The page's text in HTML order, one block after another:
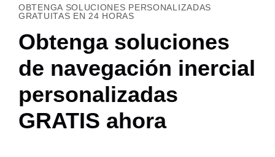
OBTENGA SOLUCIONES PERSONALIZADAS
GRATUITAS EN 24 HORAS
Obtenga soluciones
de navegación inercial
personalizadas
GRATIS ahora